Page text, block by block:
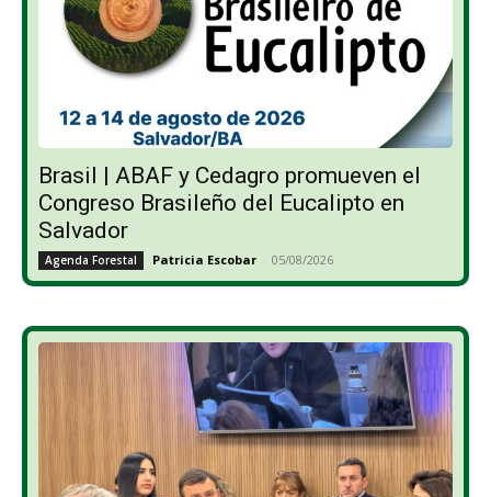
Brasil | ABAF y Cedagro promueven el
Congreso Brasileño del Eucalipto en
Salvador
Agenda Forestal Patricia Escobar - 05/08/2026